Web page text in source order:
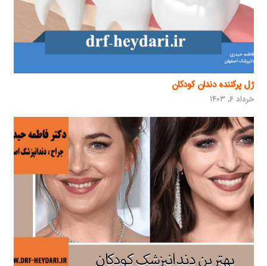
ژل پرکننده دندان کودکان
خرداد ۶, ۱۴۰۳